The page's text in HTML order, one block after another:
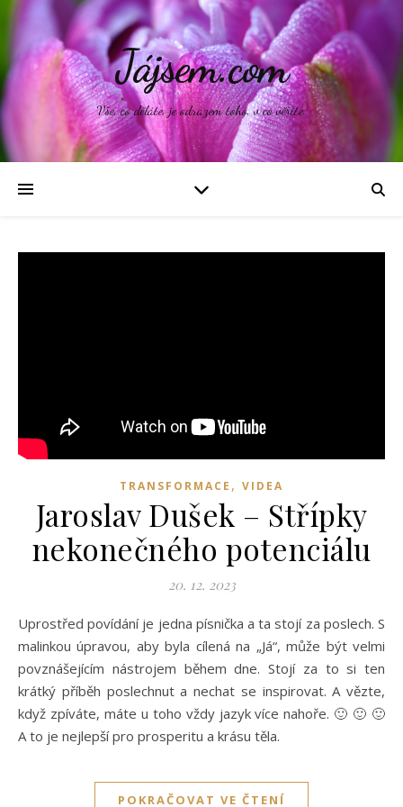
Jájsem.com
Vše, co děláte, je odrazem toho, v co věříte.
TRANSFORMACE , VIDEA
Jaroslav Dušek – Střípky
nekonečného potenciálu
20. 12. 2023
Uprostřed povídání je jedna písnička a ta stojí za poslech. S
malinkou úpravou, aby byla cílená na „Já“, může být velmi
povznášejícím nástrojem během dne. Stojí za to si ten
krátký příběh poslechnut a nechat se inspirovat. A vězte,
když zpíváte, máte u toho vždy jazyk více nahoře. 🙂 🙂 🙂
A to je nejlepší pro prosperitu a krásu těla.
POKRAČOVAT VE ČTENÍ